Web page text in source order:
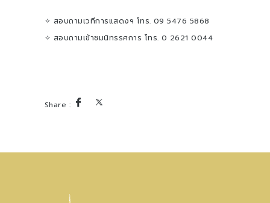
✧ สอบถามเวทีการแสดงฯ โทร. 09 5476 5868
✧ สอบถามเข้าชมนิทรรศการ โทร. 0 2621 0044